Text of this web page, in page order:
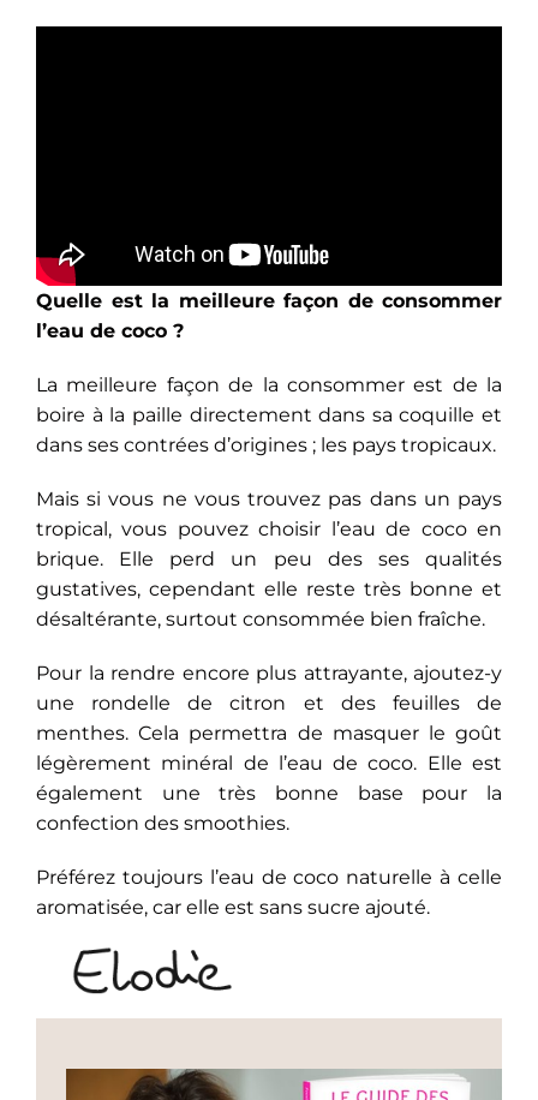
Quelle est la meilleure façon de consommer
l’eau de coco ?
La meilleure façon de la consommer est de la
boire à la paille directement dans sa coquille et
dans ses contrées d’origines ; les pays tropicaux.
Mais si vous ne vous trouvez pas dans un pays
tropical, vous pouvez choisir l’eau de coco en
brique. Elle perd un peu des ses qualités
gustatives, cependant elle reste très bonne et
désaltérante, surtout consommée bien fraîche.
Pour la rendre encore plus attrayante, ajoutez-y
une rondelle de citron et des feuilles de
menthes. Cela permettra de masquer le goût
légèrement minéral de l’eau de coco. Elle est
également une très bonne base pour la
confection des smoothies.
Préférez toujours l’eau de coco naturelle à celle
aromatisée, car elle est sans sucre ajouté.